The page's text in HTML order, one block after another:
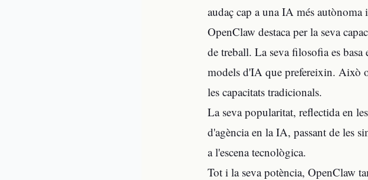
audaç cap a una IA més autònoma
OpenClaw destaca per la seva
de treball. La seva filosofia es
models d'IA que prefereixin. Això
les capacitats tradicionals.
La seva popularitat, reflectida en
d'agència en la IA, passant de les
a l'escena tecnològica.
Tot i la seva potència, OpenClaw